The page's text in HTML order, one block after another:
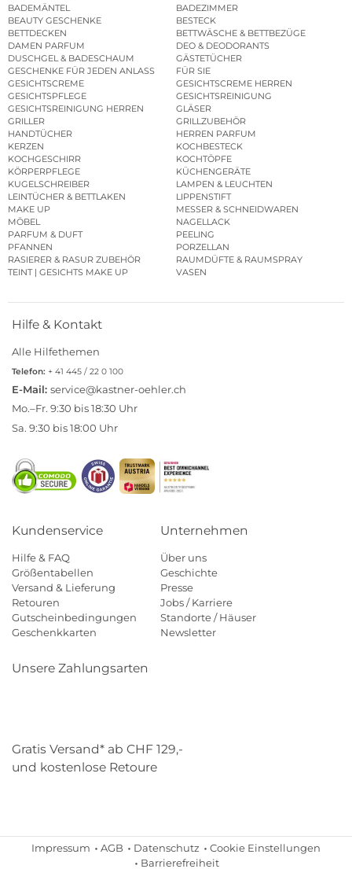
BADEMÄNTEL
BADEZIMMER
BEAUTY GESCHENKE
BESTECK
BETTDECKEN
BETTWÄSCHE & BETTBEZÜGE
DAMEN PARFUM
DEO & DEODORANTS
DUSCHGEL & BADESCHAUM
GÄSTETÜCHER
GESCHENKE FÜR JEDEN ANLASS
FÜR SIE
GESICHTSCREME
GESICHTSCREME HERREN
GESICHTSPFLEGE
GESICHTSREINIGUNG
GESICHTSREINIGUNG HERREN
GLÄSER
GRILLER
GRILLZUBEHÖR
HANDTÜCHER
HERREN PARFUM
KERZEN
KOCHBESTECK
KOCHGESCHIRR
KOCHTÖPFE
KÖRPERPFLEGE
KÜCHENGERÄTE
KUGELSCHREIBER
LAMPEN & LEUCHTEN
LEINTÜCHER & BETTLAKEN
LIPPENSTIFT
MAKE UP
MESSER & SCHNEIDWAREN
MÖBEL
NAGELLACK
PARFUM & DUFT
PEELING
PFANNEN
PORZELLAN
RASIERER & RASUR ZUBEHÖR
RAUMDÜFTE & RAUMSPRAY
TEINT | GESICHTS MAKE UP
VASEN
Hilfe & Kontakt
Alle Hilfethemen
Telefon: + 41 445 / 22 0 100
E-Mail: service@kastner-oehler.ch
Mo.–Fr. 9:30 bis 18:30 Uhr
Sa. 9:30 bis 18:00 Uhr
Kundenservice
Hilfe & FAQ
Größentabellen
Versand & Lieferung
Retouren
Gutscheinbedingungen
Geschenkkarten
Unternehmen
Über uns
Geschichte
Presse
Jobs / Karriere
Standorte / Häuser
Newsletter
Unsere Zahlungsarten
Gratis Versand* ab CHF 129,-
und kostenlose Retoure
Impressum AGB Datenschutz
Cookie Einstellungen
Barrierefreiheit